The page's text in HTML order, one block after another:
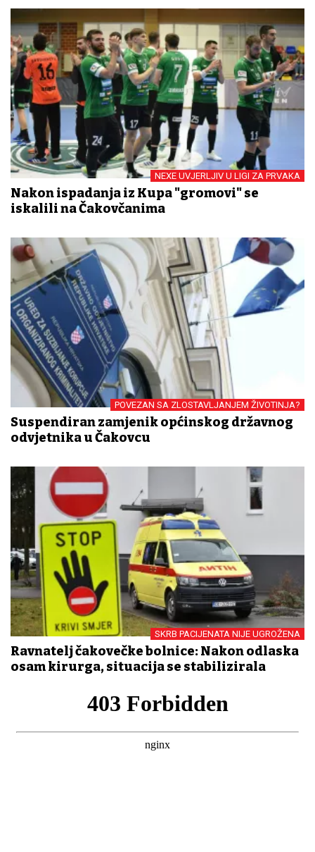
NEXE UVJERLJIV U LIGI ZA PRVAKA
Nakon ispadanja iz Kupa "gromovi" se
iskalili na Čakovčanima
POVEZAN SA ZLOSTAVLJANJEM ŽIVOTINJA?
Suspendiran zamjenik općinskog državnog
odvjetnika u Čakovcu
SKRB PACIJENATA NIJE UGROŽENA
Ravnatelj čakovečke bolnice: Nakon odlaska
osam kirurga, situacija se stabilizirala